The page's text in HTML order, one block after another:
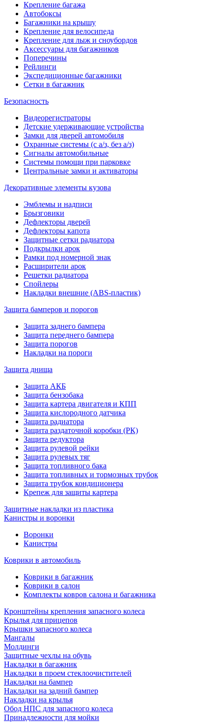
Крепление багажа
Автобоксы
Багажники на крышу
Крепление для велосипеда
Крепление для лыж и сноубордов
Аксессуары для багажников
Поперечины
Рейлинги
Экспедиционные багажники
Сетки в багажник
Безопасность
Видеорегистраторы
Детские удерживающие устройства
Замки для дверей автомобиля
Охранные системы (с а/з, без а/з)
Сигналы автомобильные
Системы помощи при парковке
Центральные замки и активаторы
Декоративные элементы кузова
Эмблемы и надписи
Брызговики
Дефлекторы дверей
Дефлекторы капота
Защитные сетки радиатора
Подкрылки арок
Рамки под номерной знак
Расширители арок
Решетки радиатора
Спойлеры
Накладки внешние (ABS-пластик)
Защита бамперов и порогов
Защита заднего бампера
Защита переднего бампера
Защита порогов
Накладки на пороги
Защита днища
Защита АКБ
Защита бензобака
Защита картера двигателя и КПП
Защита кислородного датчика
Защита радиатора
Защита раздаточной коробки (РК)
Защита редуктора
Защита рулевой рейки
Защита рулевых тяг
Защита топливного бака
Защита топливных и тормозных трубок
Защита трубок кондиционера
Крепеж для защиты картера
Защитные накладки из пластика
Канистры и воронки
Воронки
Канистры
Коврики в автомобиль
Коврики в багажник
Коврики в салон
Комплекты ковров салона и багажника
Кронштейны крепления запасного колеса
Крылья для прицепов
Крышки запасного колеса
Мангалы
Молдинги
Защитные чехлы на обувь
Накладки в багажник
Накладки в проем стеклоочистителей
Накладки на бампер
Накладки на задний бампер
Накладки на крылья
Обод НПС для запасного колеса
Принадлежности для мойки